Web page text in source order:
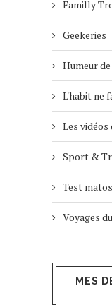
Familly
Geekeries
Humeur
L'habit ne
Les
Sport &
Test matos
Voyages
MES